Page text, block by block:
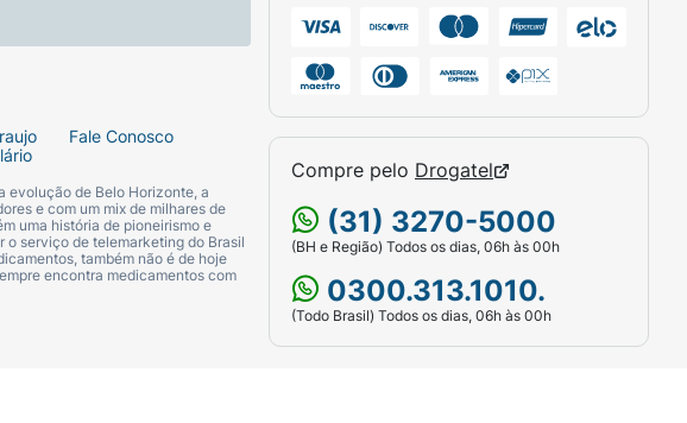
Fale Conosco
evolução de Belo Horizonte, a
e com um mix de milhares de
uma história de pioneirismo e
o serviço de telemarketing do Brasil
também não é de hoje
encontra medicamentos com
Compre pelo Drogatel
(31) 3270-5000
(BH e Região) Todos os dias, 06h às 00h
0300.313.1010.
(Todo Brasil) Todos os dias, 06h às 00h